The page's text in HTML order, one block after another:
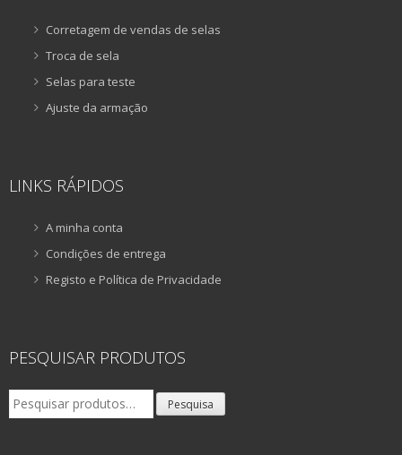
Corretagem de vendas de selas
Troca de sela
Selas para teste
Ajuste da armação
LINKS RÁPIDOS
A minha conta
Condições de entrega
Registo e Política de Privacidade
PESQUISAR PRODUTOS
Pesquisar
por:
Pesquisa